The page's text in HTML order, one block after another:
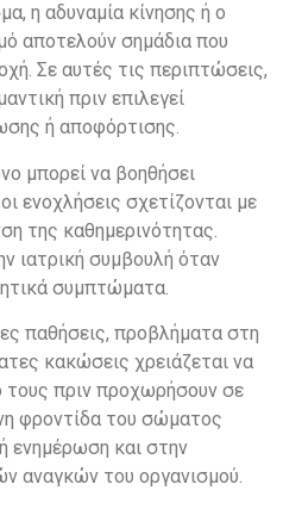
η αδυναμία κίνησης ή ο
αποτελούν σημάδια που
Σε αυτές τις περιπτώσεις,
πριν επιλεγεί
ή αποφόρτισης.
μπορεί να βοηθήσει
ενοχλήσεις σχετίζονται με
της καθημερινότητας.
ιατρική συμβουλή όταν
συμπτώματα.
παθήσεις, προβλήματα στη
κακώσεις χρειάζεται να
τους πριν προχωρήσουν σε
φροντίδα του σώματος
ενημέρωση και στην
αναγκών του οργανισμού.